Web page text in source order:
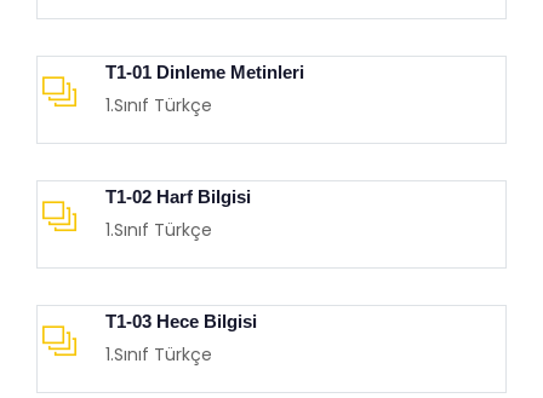
T1-01 Dinleme Metinleri
1.Sınıf Türkçe
T1-02 Harf Bilgisi
1.Sınıf Türkçe
T1-03 Hece Bilgisi
1.Sınıf Türkçe